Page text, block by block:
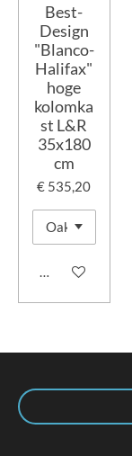
Best-
Design
"Blanco-
Halifax"
hoge
kolomka
st L&R
35x180
cm
€ 535,20
In winkelwagen